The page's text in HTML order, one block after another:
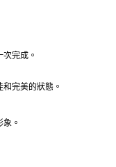
完成。
完美的狀態。
象 。